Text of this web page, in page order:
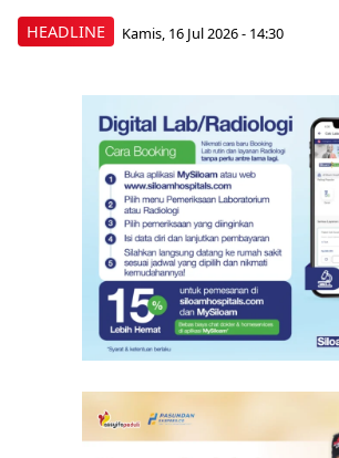
HEADLINE Kamis, 16 Jul 2026 - 14:30